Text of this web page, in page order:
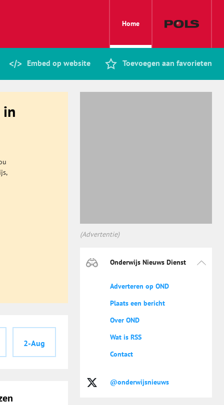
Home
Embed op website Toevoegen aan favorieten
2-Aug
(Advertentie)
Onderwijs Nieuws Dienst
Adverteren op OND
Plaats een bericht
Over OND
Wat is RSS
Contact
@onderwijsnieuws